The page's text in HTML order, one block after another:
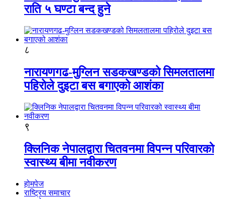
राति ५ घण्टा बन्द हुने
८
नारायणगढ-मुग्लिन सडकखण्डको सिमलतालमा
पहिरोले दुइटा बस बगाएको आशंका
९
क्लिनिक नेपालद्वारा चितवनमा विपन्न परिवारको
स्वास्थ्य बीमा नवीकरण
होमपेज
राष्ट्रिय समाचार